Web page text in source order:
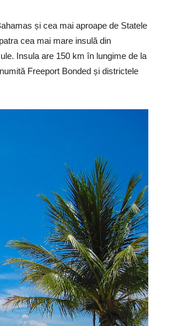
și cea mai aproape de Statele
cea mai mare insulă din
Insula are 150 km în lungime de la
Freeport Bonded și districtele